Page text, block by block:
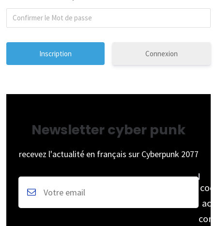
Connexion
Newsletter cyber punk
recevez l'actualité en français sur Cyberpunk 2077